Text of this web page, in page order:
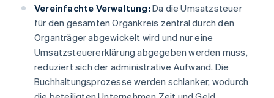
Vereinfachte Verwaltung: Da die Umsatzsteuer
für den gesamten Organkreis zentral durch den
Organträger abgewickelt wird und nur eine
Umsatzsteuererklärung abgegeben werden muss,
reduziert sich der administrative Aufwand. Die
Buchhaltungsprozesse werden schlanker, wodurch